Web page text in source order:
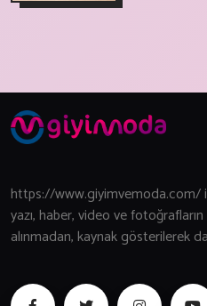
https://www.giyimvemoda.com/
yazı, haber, video ve fotoğrafların
alınmadan, kaynak gösterilerek